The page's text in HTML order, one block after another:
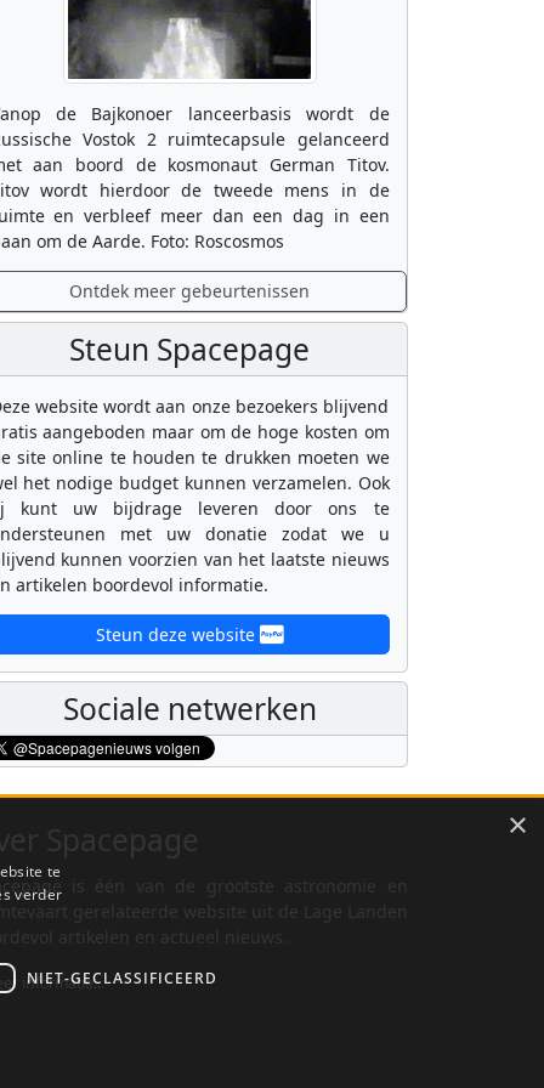
de Bajkonoer lanceerbasis wordt de
Vostok 2 ruimtecapsule gelanceerd
aan boord de kosmonaut German Titov.
wordt hierdoor de tweede mens in de
en verbleef meer dan een dag in een
om de Aarde. Foto: Roscosmos
Ontdek meer gebeurtenissen
Steun Spacepage
website wordt aan onze bezoekers blijvend
aangeboden maar om de hoge kosten om
site online te houden te drukken moeten we
het nodige budget kunnen verzamelen. Ook
kunt uw bijdrage leveren door ons te
met uw donatie zodat we u
kunnen voorzien van het laatste nieuws
artikelen boordevol informatie.
Steun deze website
Sociale netwerken
is één van de grootste astronomie en
informatie...
×
te
verder
NIET-GECLASSIFICEERD